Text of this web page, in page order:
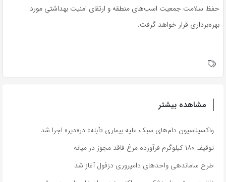
حفظ سلامت جمعیت اسب‌های منطقه و ارتقای امنیت بهداشتی مورد
بهره‌برداری قرار خواهد گرفت.
مشاهده بیشتر
واکسیناسیون دام‌های سبک علیه بیماری «آبله» در«دیر» اجرا شد
توقیف ۱۸۰ کیلوگرم فرآورده مرغ فاقد مجوز در میانه
طرح ساماندهی واحدهای دامپروری دزفول آغاز شد